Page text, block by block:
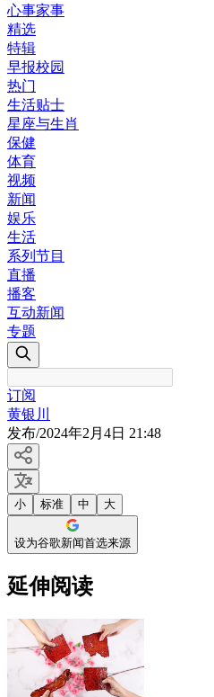
心事家事
精选
特辑
早报校园
热门
生活贴士
星座与生肖
保健
体育
视频
新闻
娱乐
生活
系列节目
直播
播客
互动新闻
专题
订阅
黄银川
发布/2024年2月4日 21:48
小 标准 中 大
设为谷歌新闻首选来源
延伸阅读